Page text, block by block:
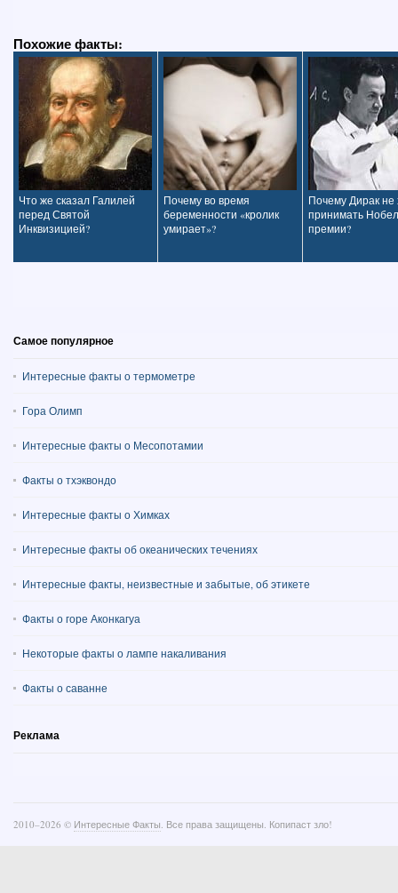
Похожие факты:
Что же сказал Галилей
перед Святой
Инквизицией?
Почему во время
беременности «кролик
умирает»?
Почему Дирак не
принимать
премии?
Самое популярное
Интересные факты о термометре
Гора Олимп
Интересные факты о Месопотамии
Факты о тхэквондо
Интересные факты о Химках
Интересные факты об океанических течениях
Интересные факты, неизвестные и забытые, об этикете
Факты о горе Аконкагуа
Некоторые факты о лампе накаливания
Факты о саванне
Реклама
2010–2026 © Интересные Факты. Все права защищены. Копипаст зло!